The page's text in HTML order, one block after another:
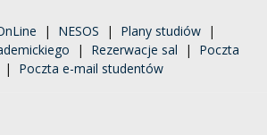
| NESOS | Plany studiów |
| Rezerwacje sal | Poczta
| Poczta e-mail studentów